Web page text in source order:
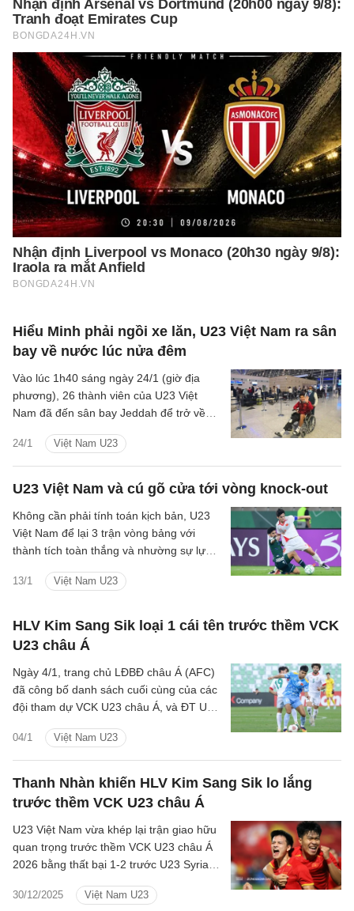
Hiểu Minh phải ngồi xe lăn, U23 Việt Nam ra sân
bay về nước lúc nửa đêm
24/1 Việt Nam U23
Vào lúc 1h40 sáng ngày 24/1 (giờ địa
phương), 26 thành viên của U23 Việt
Nam đã đến sân bay Jeddah để trở về
U23 Việt Nam và cú gõ cửa tới vòng knock-out
13/1 Việt Nam U23
Không cần phải tính toán kịch bản, U23
Việt Nam để lại 3 trận vòng bảng với
thành tích toàn thắng và nhường sự lựa
HLV Kim Sang Sik loại 1 cái tên trước thềm VCK
U23 châu Á
04/1 Việt Nam U23
Ngày 4/1, trang chủ LĐBĐ châu Á (AFC)
đã công bố danh sách cuối cùng của các
đội tham dự VCK U23 châu Á, và ĐT U23
Thanh Nhàn khiến HLV Kim Sang Sik lo lắng
trước thềm VCK U23 châu Á
30/12/2025 Việt Nam U23
U23 Việt Nam vừa khép lại trận giao hữu
quan trọng trước thềm VCK U23 châu Á
2026 bằng thất bại 1-2 trước U23 Syria,
Thanh Nhàn vì chấn thương.